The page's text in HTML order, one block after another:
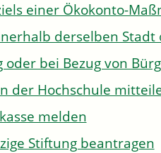
einer Ökokonto-
derselben
bei Bezug von
der Hochschule
melden
Stiftung beantragen